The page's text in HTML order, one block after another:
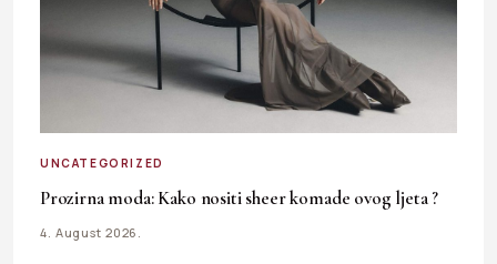
UNCATEGORIZED
Prozirna moda: Kako nositi sheer komade ovog ljeta ?
4. August 2026.